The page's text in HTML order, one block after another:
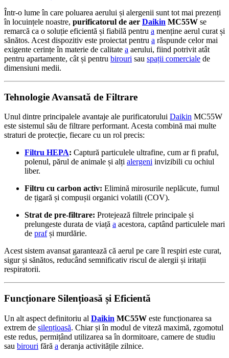
Într-o lume în care poluarea aerului și alergenii sunt tot mai prezenți
în locuințele noastre, purificatorul de aer Daikin MC55W se
remarcă ca o soluție eficientă și fiabilă pentru a menține aerul curat și
sănătos. Acest dispozitiv este proiectat pentru a răspunde celor mai
exigente cerințe în materie de calitate a aerului, fiind potrivit atât
pentru apartamente, cât și pentru birouri sau spații comerciale de
dimensiuni medii.
Tehnologie Avansată de Filtrare
Unul dintre principalele avantaje ale purificatorului Daikin MC55W
este sistemul său de filtrare performant. Acesta combină mai multe
straturi de protecție, fiecare cu un rol precis:
Filtru HEPA: Captură particulele ultrafine, cum ar fi praful,
polenul, părul de animale și alți alergeni invizibili cu ochiul
liber.
Filtru cu carbon activ: Elimină mirosurile neplăcute, fumul
de țigară și compușii organici volatili (COV).
Strat de pre-filtrare: Protejează filtrele principale și
prelungeste durata de viață a acestora, captând particulele mari
de prafși murdărie.
Acest sistem avansat garantează că aerul pe care îl respiri este curat,
sigur și sănătos, reducând semnificativ riscul de alergii și iritații
respiratorii.
Funcționare Silențioasă și Eficientă
Un alt aspect definitoriu al Daikin MC55W este funcționarea sa
extrem de silențioasă. Chiar și în modul de viteză maximă, zgomotul
este redus, permițând utilizarea sa în dormitoare, camere de studiu
sau birouri fără a deranja activitățile zilnice.